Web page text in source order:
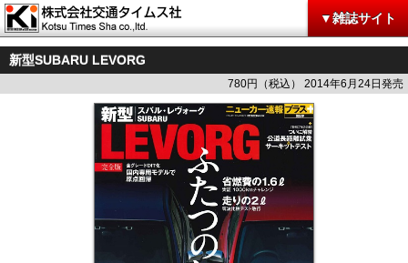
▼雑誌サイト
新型SUBARU LEVORG
780円（税込） 2014年6月24日発売